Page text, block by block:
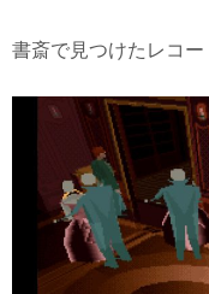
書斎で見つけたレコー